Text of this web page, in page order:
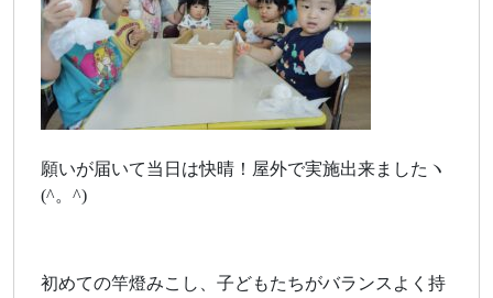
願いが届いて当日は快晴！屋外で実施出来ましたヽ
(^。^)
初めての竿燈みこし、子どもたちがバランスよく持